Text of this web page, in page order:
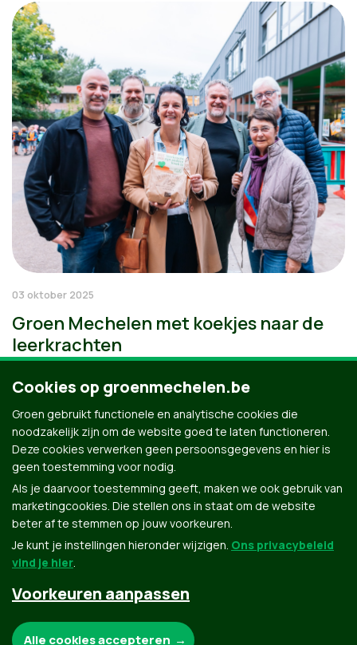
03 oktober 2025
Groen Mechelen met koekjes naar de
leerkrachten
Groen.be
Cookies op groenmechelen.be
Groen gebruikt functionele en analytische cookies die
noodzakelijk zijn om de website goed te laten functioneren.
Deze cookies verwerken geen persoonsgegevens en hier is
geen toestemming voor nodig.
Als je daarvoor toestemming geeft, maken we ook gebruik van
marketingcookies. Die stellen ons in staat om de website
beter af te stemmen op jouw voorkeuren.
Je kunt je instellingen hieronder wijzigen. Ons privacybeleid
vind je hier.
Voorkeuren aanpassen
Alle cookies accepteren